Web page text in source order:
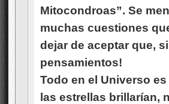
Mitocondroas”. Se
muchas cuestiones
dejar de aceptar que,
pensamientos!
Todo en el Universo
las estrellas brillarían,